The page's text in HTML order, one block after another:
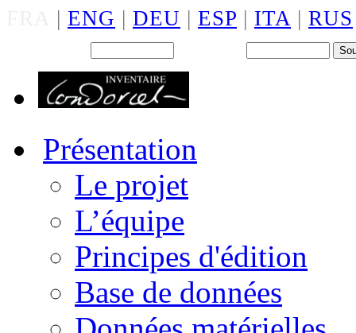
| ENG | DEU | ESP | ITA | RUS
Présentation
Le projet
L’équipe
Principes d'édition
Base de données